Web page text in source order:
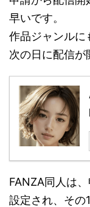
早いです。
作品ジャンルに
次の日に配信が
FANZA同人は
設定され、その